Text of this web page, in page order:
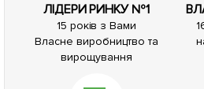
ЛІДЕРИ РИНКУ №1
15 років з Вами
Власне виробництво та
вирощування